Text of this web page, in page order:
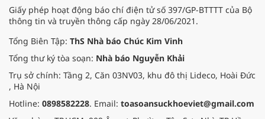
Giấy phép hoạt động báo chí điện tử số 397/GP-BTTTT của Bộ
thông tin và truyền thông cấp ngày 28/06/2021.
Tổng Biên Tập: ThS Nhà báo Chúc Kim Vinh
Tổng thư ký tòa soạn: Nhà báo Nguyễn Khải
Trụ sở chính: Tầng 2, Căn 03NV03, khu đô thị Lideco, Hoài Đức
, Hà Nội
Hotline: 0898582228. Email: toasoansuckhoeviet@gmail.com